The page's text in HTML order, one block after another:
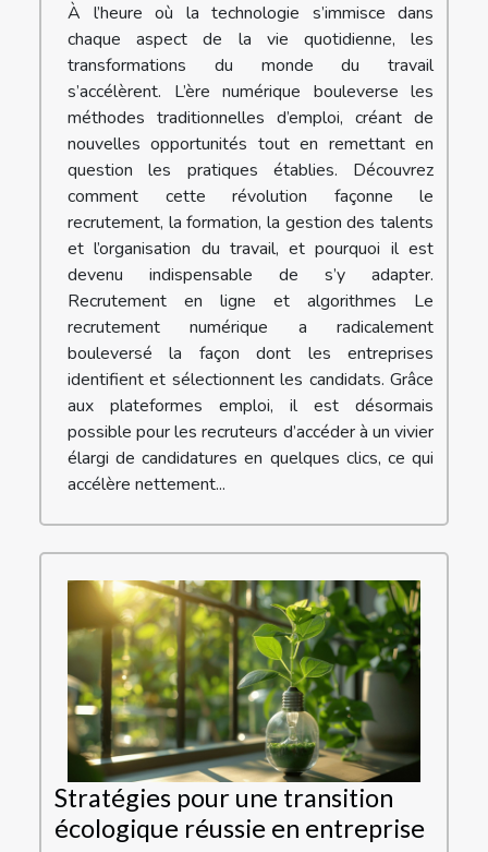
À l’heure où la technologie s’immisce dans
chaque aspect de la vie quotidienne, les
transformations du monde du travail
s’accélèrent. L’ère numérique bouleverse les
méthodes traditionnelles d’emploi, créant de
nouvelles opportunités tout en remettant en
question les pratiques établies. Découvrez
comment cette révolution façonne le
recrutement, la formation, la gestion des talents
et l’organisation du travail, et pourquoi il est
devenu indispensable de s’y adapter.
Recrutement en ligne et algorithmes Le
recrutement numérique a radicalement
bouleversé la façon dont les entreprises
identifient et sélectionnent les candidats. Grâce
aux plateformes emploi, il est désormais
possible pour les recruteurs d’accéder à un vivier
élargi de candidatures en quelques clics, ce qui
accélère nettement...
Stratégies pour une transition
écologique réussie en entreprise